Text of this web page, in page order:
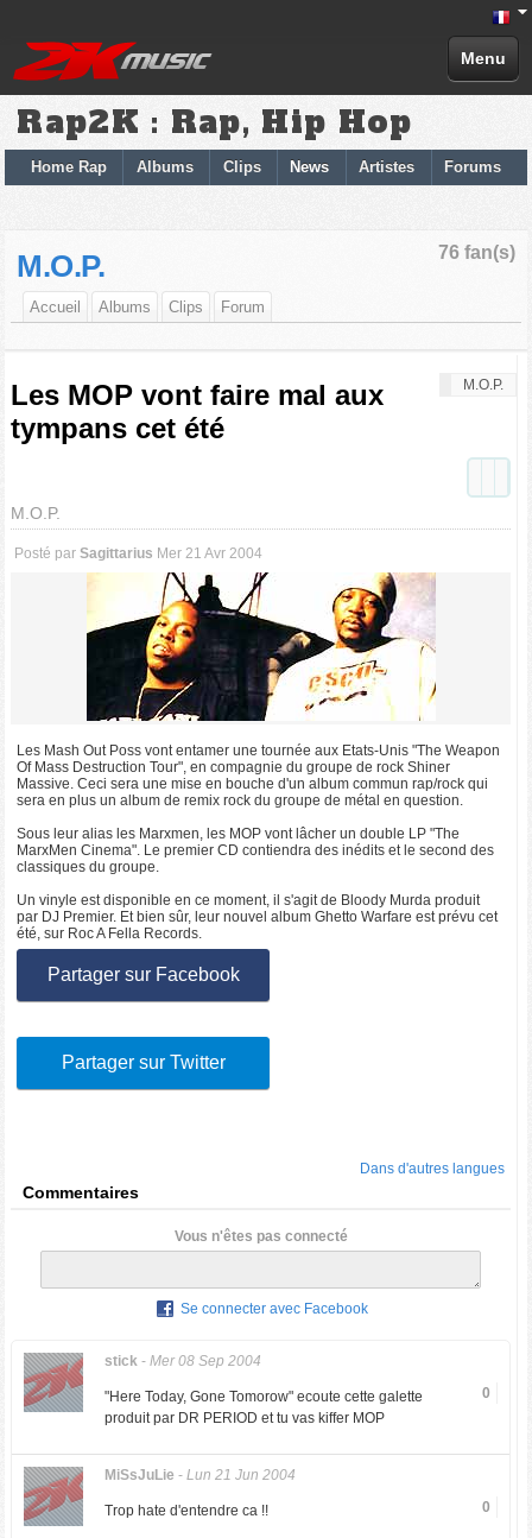
Menu
Rap2K : Rap, Hip Hop
Home Rap Albums Clips News Artistes Forums
76 fan(s)
M.O.P.
Accueil Albums Clips Forum
M.O.P.
Les MOP vont faire mal aux
tympans cet été
M.O.P.
Posté parSagittarius Mer 21 Avr 2004
Les Mash Out Poss vont entamer une tournée aux Etats-Unis "The Weapon
Of Mass Destruction Tour", en compagnie du groupe de rock Shiner
Massive. Ceci sera une mise en bouche d'un album commun rap/rock qui
sera en plus un album de remix rock du groupe de métal en question.
Sous leur alias les Marxmen, les MOP vont lâcher un double LP "The
MarxMen Cinema". Le premier CD contiendra des inédits et le second des
classiques du groupe.
Un vinyle est disponible en ce moment, il s'agit de Bloody Murda produit
par DJ Premier. Et bien sûr, leur nouvel album Ghetto Warfare est prévu cet
été, sur Roc A Fella Records.
Partager sur Facebook
Partager sur Twitter
Dans d'autres langues
Commentaires
Vous n'êtes pas connecté
Se connecter avec Facebook
stick- Mer 08 Sep 2004
0
"Here Today, Gone Tomorow" ecoute cette galette
produit par DR PERIOD et tu vas kiffer MOP
MiSsJuLie - Lun 21 Jun 2004
0
Trop hate d'entendre ca !!